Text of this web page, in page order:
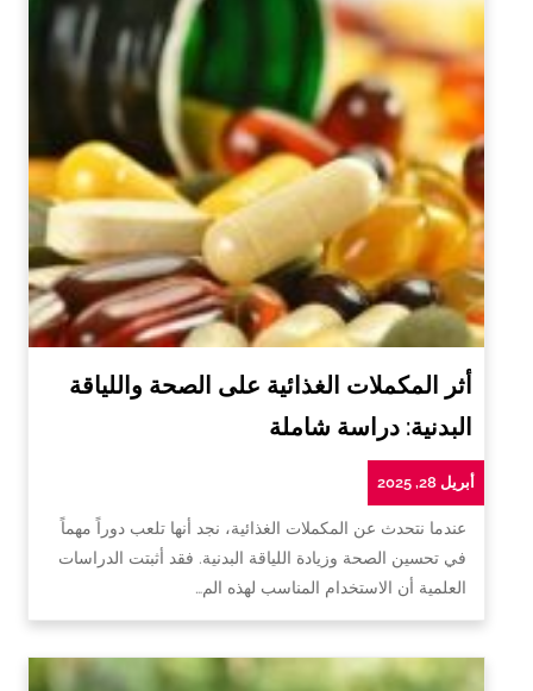
أثر المكملات الغذائية على الصحة واللياقة
البدنية: دراسة شاملة
أبريل 28, 2025
عندما نتحدث عن المكملات الغذائية، نجد أنها تلعب دوراً مهماً
في تحسين الصحة وزيادة اللياقة البدنية. فقد أثبتت الدراسات
العلمية أن الاستخدام المناسب لهذه الم…